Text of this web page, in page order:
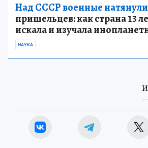
Над СССР военные натянули
пришельцев: как страна 13
искала и изучала
НАУКА